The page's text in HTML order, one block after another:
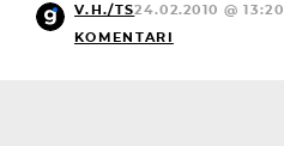
V.H./TS24.02.2010 @ 13:20
KOMENTARI